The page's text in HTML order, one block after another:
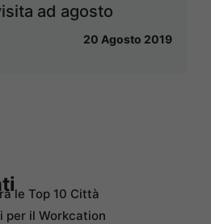
ad agosto
20 Agosto 2019
le Top 10 Città
per il Workcation